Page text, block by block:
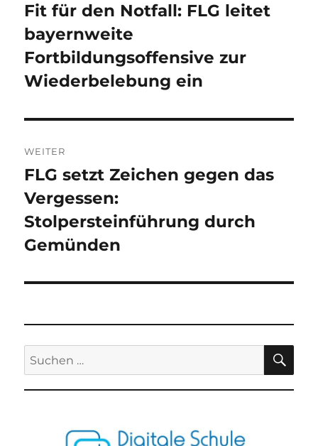
Vorheriger
Beitrag:
Fit für den Notfall: FLG leitet
bayernweite
Fortbildungsoffensive zur
Wiederbelebung ein
WEITER
Nächster
Beitrag:
FLG setzt Zeichen gegen das
Vergessen:
Stolpersteinführung durch
Gemünden
Suchen
nach: